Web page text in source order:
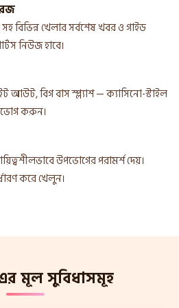
বিভিন্ন খেলার সর্বশেষ খবর ও গাইড
নিউজ হাবে।
আউট, বিগ বাস স্প্ল্যাশ — ক্যাসিনো-স্টাইল
করুন।
উপভোগের পরামর্শ দেয়।
করে খেলুন।
মূল সুবিধাসমূহ